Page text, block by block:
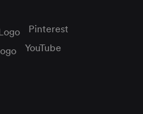
Pinterest
YouTube